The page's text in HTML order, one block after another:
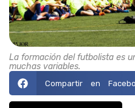
La formación del futbolista es
muchas variables.
Compartir en